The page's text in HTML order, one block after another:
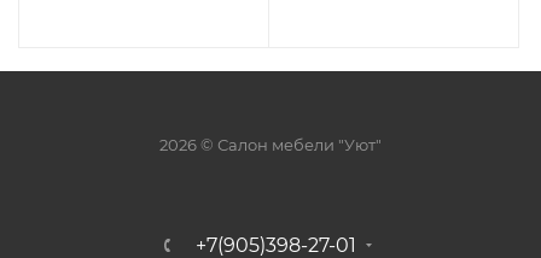
2026 © Салон мебели "Уют"
+7(905)398-27-01